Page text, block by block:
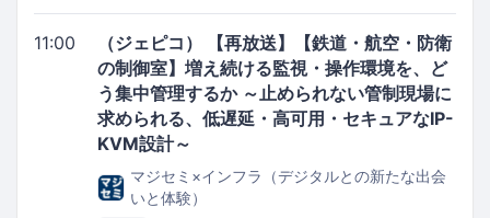
11:00
（ジェピコ） 【再放送】【鉄道・航空・防衛
の制御室】増え続ける監視・操作環境を、ど
う集中管理するか ～止められない管制現場に
求められる、低遅延・高可用・セキュアなIP-
KVM設計～
マジセミ×インフラ（デジタルとの新たな出会
いと体験）